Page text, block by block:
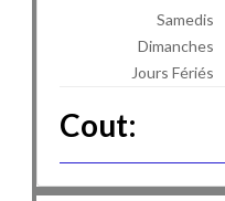
Samedis
Dimanches
Jours Fériés
Cout: